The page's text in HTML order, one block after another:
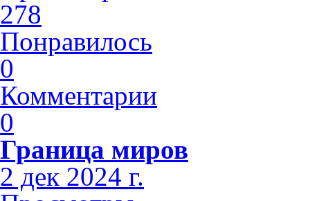
278
Понравилось
0
Комментарии
0
Граница миров
2 дек 2024 г.